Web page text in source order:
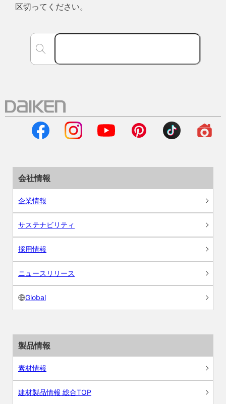
区切ってください。
会社情報
企業情報
サステナビリティ
採用情報
ニュースリリース
Global
製品情報
素材情報
建材製品情報 総合TOP